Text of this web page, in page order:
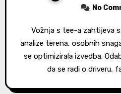
No
Vožnja s tee-a zahtijeva stratešku kombinaciju
analize terena, osobnih
se optimizirala izvedba.
da se radi o driveru,